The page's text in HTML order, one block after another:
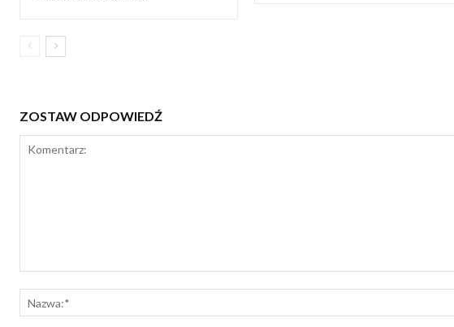
ZOSTAW ODPOWIEDŹ